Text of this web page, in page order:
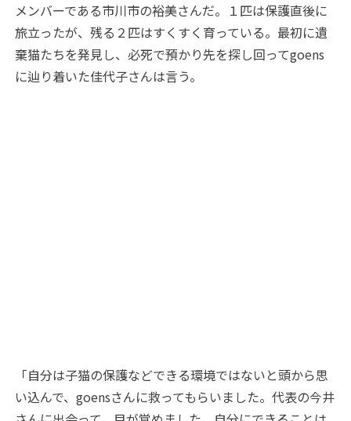
メンバーである市川市の裕美さんだ。１匹は保護直後に
旅立ったが、残る２匹はすくすく育っている。最初に遺
棄猫たちを発見し、必死で預かり先を探し回ってgoens
に辿り着いた佳代子さんは言う。
「自分は子猫の保護などできる環境ではないと頭から思
い込んで、goensさんに救ってもらいました。代表の今井